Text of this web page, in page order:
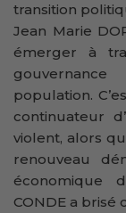
transition
Jean Marie
émerger à
population.
continuateur
violent, alors
renouveau
économique
CONDE a brisé